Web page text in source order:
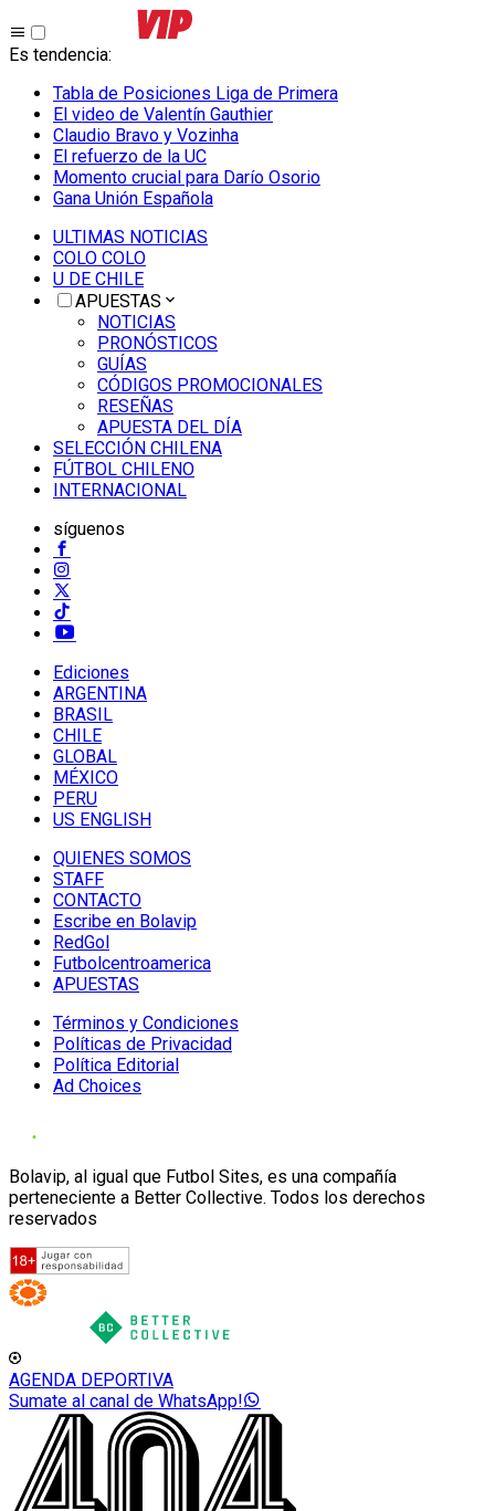
Es tendencia:
Tabla de Posiciones Liga de Primera
El video de Valentín Gauthier
Claudio Bravo y Vozinha
El refuerzo de la UC
Momento crucial para Darío Osorio
Gana Unión Española
ULTIMAS NOTICIAS
COLO COLO
U DE CHILE
APUESTAS
NOTICIAS
PRONÓSTICOS
GUÍAS
CÓDIGOS PROMOCIONALES
RESEÑAS
APUESTA DEL DÍA
SELECCIÓN CHILENA
FÚTBOL CHILENO
INTERNACIONAL
síguenos
Ediciones
ARGENTINA
BRASIL
CHILE
GLOBAL
MÉXICO
PERU
US ENGLISH
QUIENES SOMOS
STAFF
CONTACTO
Escribe en Bolavip
RedGol
Futbolcentroamerica
APUESTAS
Términos y Condiciones
Políticas de Privacidad
Política Editorial
Ad Choices
Bolavip, al igual que Futbol Sites, es una compañía
perteneciente a Better Collective. Todos los derechos
reservados
AGENDA DEPORTIVA
Sumate al canal de WhatsApp!